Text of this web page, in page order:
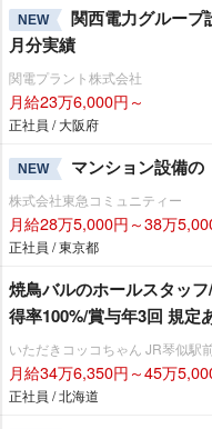
NEW
関西電力グループ
月分実績
関電プラント株式会社
月給23万6,000円～
正社員 / 大阪府
NEW マンション設備の
株式会社東急コミュニティー
月給28万5,000円～38万
正社員 / 東京都
焼鳥バルのホールスタッ
得率100%/賞与年3回 規定
いただきコッコちゃん JR琴似駅
月給34万6,350円～45万
正社員 / 北海道